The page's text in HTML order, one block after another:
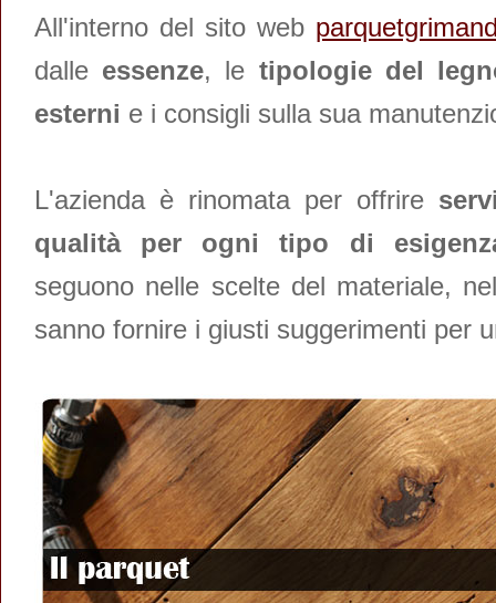
All'interno del sito web
dalle essenze, le tipologie del
esterni e i consigli sulla sua
L'azienda è rinomata per offrire
qualità per ogni tipo di
seguono nelle scelte del materiale,
sanno fornire i giusti suggerimenti per